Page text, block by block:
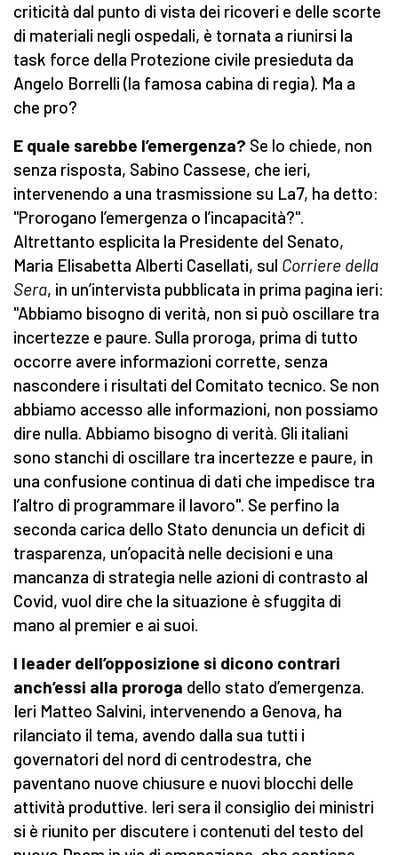
criticità dal punto di vista dei ricoveri e delle scorte
di materiali negli ospedali, è tornata a riunirsi la
task force della Protezione civile presieduta da
Angelo Borrelli (la famosa cabina di regia). Ma a
che pro?
E quale sarebbe l’emergenza? Se lo chiede, non
senza risposta, Sabino Cassese, che ieri,
intervenendo a una trasmissione su La7, ha detto:
"Prorogano l’emergenza o l’incapacità?".
Altrettanto esplicita la Presidente del Senato,
Maria Elisabetta Alberti Casellati, sul Corriere della
Sera, in un’intervista pubblicata in prima pagina ieri:
"Abbiamo bisogno di verità, non si può oscillare tra
incertezze e paure. Sulla proroga, prima di tutto
occorre avere informazioni corrette, senza
nascondere i risultati del Comitato tecnico. Se non
abbiamo accesso alle informazioni, non possiamo
dire nulla. Abbiamo bisogno di verità. Gli italiani
sono stanchi di oscillare tra incertezze e paure, in
una confusione continua di dati che impedisce tra
l’altro di programmare il lavoro". Se perfino la
seconda carica dello Stato denuncia un deficit di
trasparenza, un’opacità nelle decisioni e una
mancanza di strategia nelle azioni di contrasto al
Covid, vuol dire che la situazione è sfuggita di
mano al premier e ai suoi.
I leader dell’opposizione si dicono contrari
anch’essi alla proroga dello stato d’emergenza.
Ieri Matteo Salvini, intervenendo a Genova, ha
rilanciato il tema, avendo dalla sua tutti i
governatori del nord di centrodestra, che
paventano nuove chiusure e nuovi blocchi delle
attività produttive. Ieri sera il consiglio dei ministri
si è riunito per discutere i contenuti del testo del